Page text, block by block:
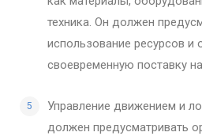
техника. Он должен
использование ресурсов и
своевременную поставку
Управление движением и
должен предусматривать